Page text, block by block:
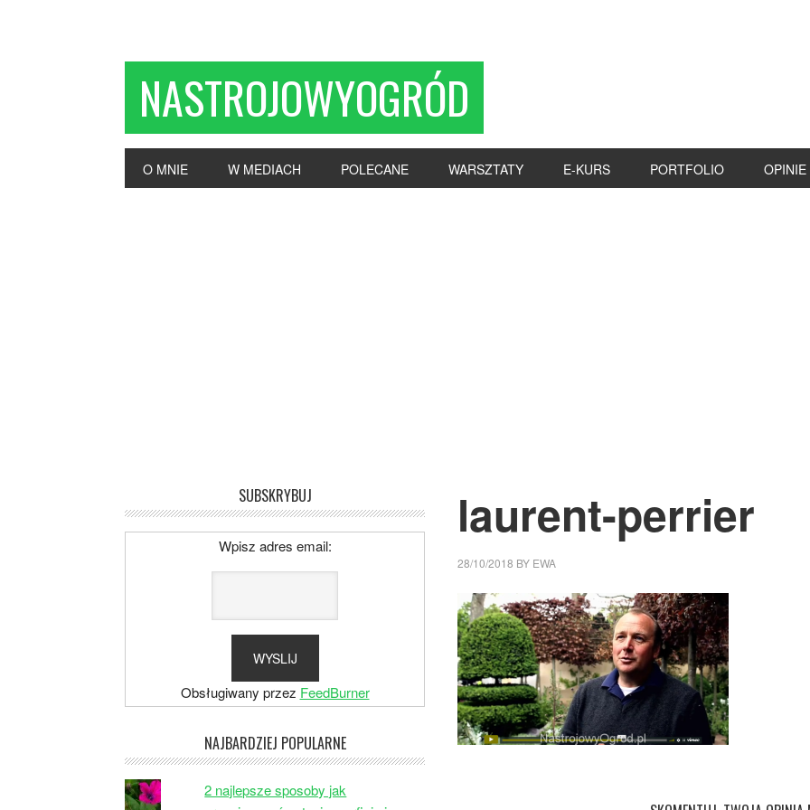
NASTROJOWYOGRÓD
O MNIE W MEDIACH POLECANE WARSZTATY E-KURS PORTFOLIO OPINIE
laurent-perrier
28/10/2018 BY EWA
SUBSKRYBUJ
Wpisz adres email:
Obsługiwany przez FeedBurner
NAJBARDZIEJ POPULARNE
2 najlepsze sposoby jak